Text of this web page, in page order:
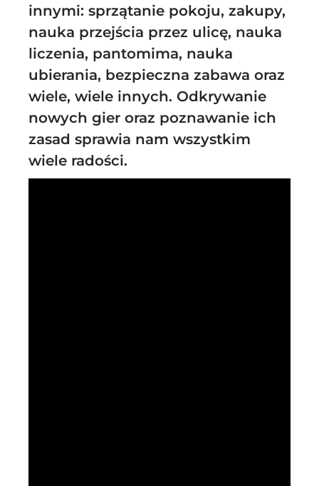
innymi: sprzątanie pokoju, zakupy,
nauka przejścia przez ulicę, nauka
liczenia, pantomima, nauka
ubierania, bezpieczna zabawa oraz
wiele, wiele innych. Odkrywanie
nowych gier oraz poznawanie ich
zasad sprawia nam wszystkim
wiele radości.